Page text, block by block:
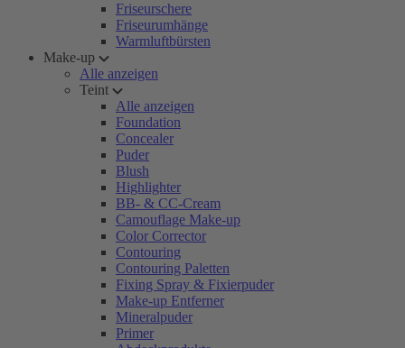
Friseurschere
Friseurumhänge
Warmluftbürsten
Make-up
Alle anzeigen
Teint
Alle anzeigen
Foundation
Concealer
Puder
Blush
Highlighter
BB- & CC-Cream
Camouflage Make-up
Color Corrector
Contouring
Contouring Paletten
Fixing Spray & Fixierpuder
Make-up Entferner
Mineralpuder
Primer